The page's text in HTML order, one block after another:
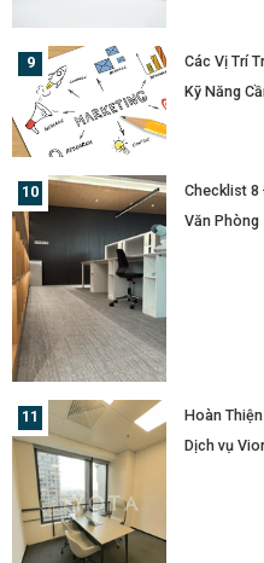
Các Vị Trí
Kỹ Năng
Checklist 8
Văn Phòng
Hoàn
Dịch vụ